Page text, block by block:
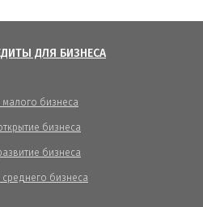
ДЛЯ БИЗНЕСА
малого бизнеса
бизнеса
бизнеса
бизнеса